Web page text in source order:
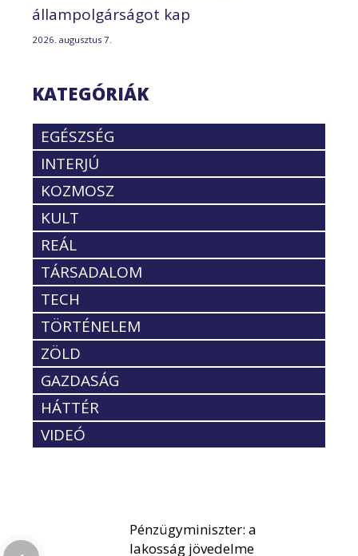
állampolgárságot kap
2026. augusztus 7.
KATEGÓRIÁK
EGÉSZSÉG
INTERJÚ
KOZMOSZ
KULT
REÁL
TÁRSADALOM
TECH
TÖRTÉNELEM
ZÖLD
GAZDASÁG
HÁTTÉR
VIDEÓ
Pénzügyminiszter: a
lakosság jövedelme